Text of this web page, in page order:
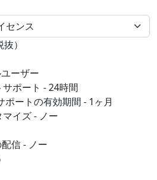
）
ーザー
ポート - 24時間
ポートの有効期間 - 1ヶ月
イズ - ノー
信 - ノー